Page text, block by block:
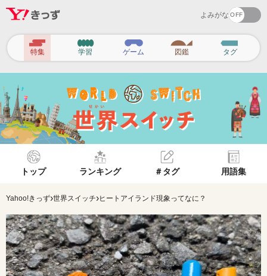
よみがな
ヘ
ッ
ー
ナ
ビ
シ
ョ
ン
特集 学習 ゲーム 図鑑 タグ
トップ ランキング ＃タグ 用語集
Yahoo!きっず›世界スイッチ›ヒートアイランド現象ってなに？